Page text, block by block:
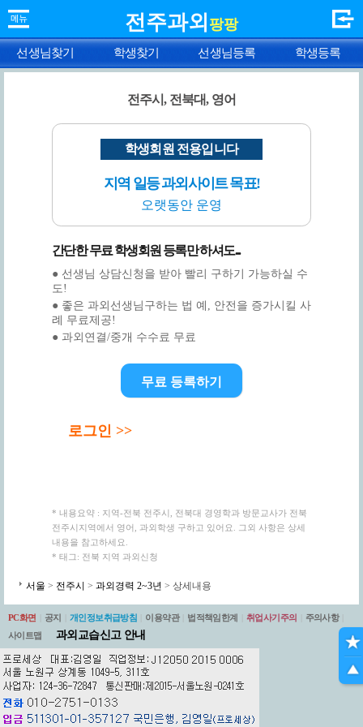
전주과외 팡팡
선생님찾기 학생찾기 선생님등록 학생등록
전주시, 전북대, 영어
학생회원 전용입니다
지역 일등 과외사이트 목표!
오랫동안 운영
간단한 무료 학생회원 등록만 하셔도...
● 선생님 상담신청을 받아 빨리 구하기 가능하실 수
도!
● 좋은 과외선생님구하는 법 예, 안전을 증가시킬 사
례 무료제공!
● 과외연결/중개 수수료 무료
무료 등록하기
로그인 >>
* 내용요약 : 지역-전북 전주시, 전북대 경영학과 방문교사가 전북
전주시지역에서 영어, 과외학생 구하고 있어요. 그외 사항은 상세
내용을 참고하세요.
* 태그: 전북 지역 과외신청
서울 > 전주시 > 과외경력 2~3년 > 상세내용
PC화면 공지 개인정보취급방침 이용약관 법적책임한계 취업사기주의 주의사항
사이트맵
과외교습신고 안내